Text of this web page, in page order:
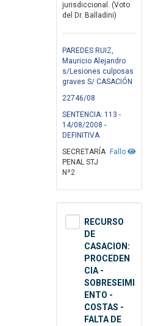
jurisdiccional. (Voto
del Dr. Balladini)
PAREDES RUIZ,
Mauricio Alejandro
s/Lesiones culposas
graves S/ CASACIÓN
22746/08
SENTENCIA: 113 -
14/08/2008 -
DEFINITIVA
Fallo
SECRETARÍA
PENAL STJ
Nº2
RECURSO
DE
CASACION:
PROCEDEN
CIA -
SOBRESEIMI
ENTO -
COSTAS -
FALTA DE